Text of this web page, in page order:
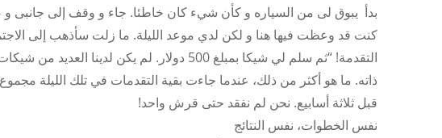
بدأ يبوق لى من السياره و كأن شيء كان خاطئا. جاء و وقف إلى جانبى و
كنت قد وعظت فيها هنا و لكن لدي موعد الليلة. ما زلت سأذهب إلى
ذاته. ما هو أكثر من ذلك، عندما جاءت بقية التقدمات في تلك الليلة مجموع
قبل ثلاثة أسابيع. نحن لم نفقد حتى قرش واحد!
نفس الخطوات، نفس النتائج